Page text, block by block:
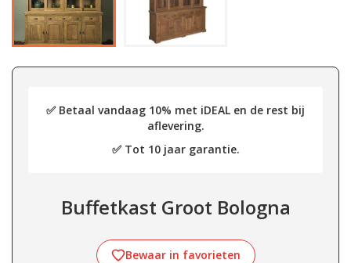
✅ Betaal vandaag 10% met iDEAL en de rest bij
aflevering.
✅ Tot 10 jaar garantie.
Buffetkast Groot Bologna
Bewaar in favorieten